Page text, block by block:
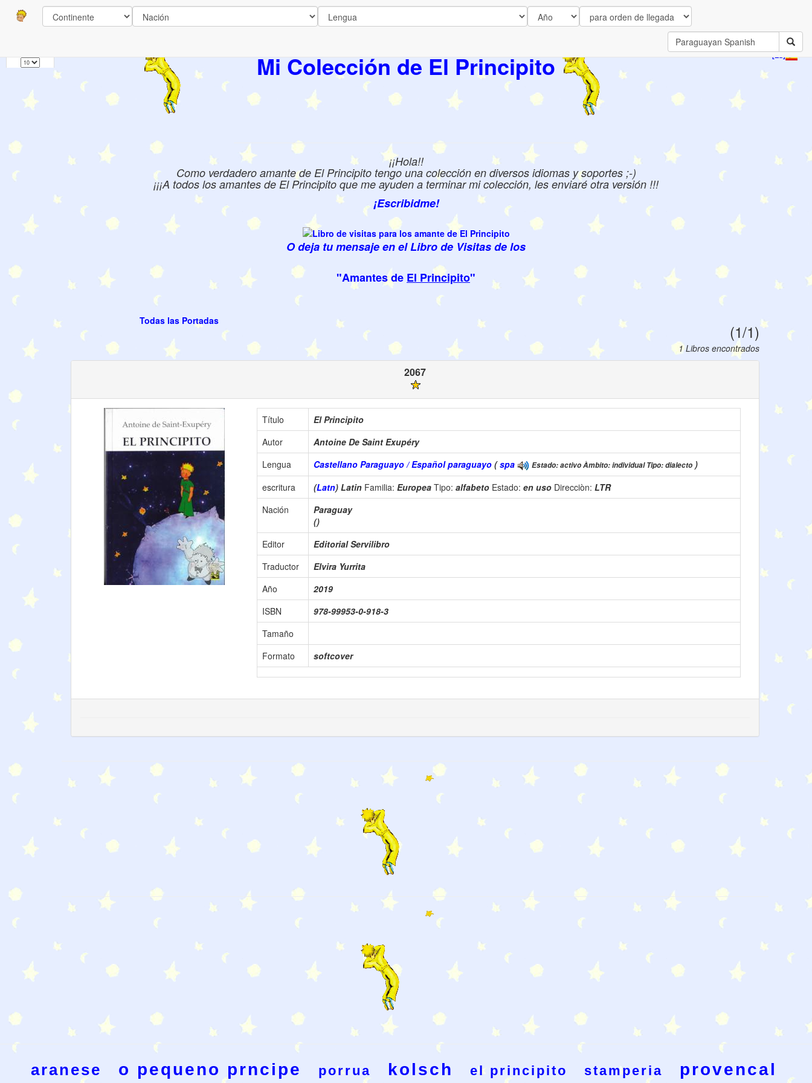
Mi Colección de El Principito
¡¡Hola!!
Como verdadero amante de El Principito tengo una colección en diversos idiomas y soportes ;-)
¡¡¡A todos los amantes de El Principito que me ayuden a terminar mi colección, les enviaré otra versión !!!
¡Escribidme!
O deja tu mensaje en el Libro de Visitas de los
"Amantes de El Principito"
Todas las Portadas
(1/1)
1 Libros encontrados
Paginas
2067
Título
El Principito
Autor
Antoine De Saint Exupéry
Lengua
Castellano Paraguayo / Español paraguayo (spa Estado: activo Àmbito: individual Tipo: dialecto )
escritura
(Latn) Latin Familia: Europea Tipo: alfabeto Estado: en uso Direcciòn: LTR
Nación
Paraguay
()
Editor
Editorial Servilibro
Traductor
Elvira Yurrita
Año
2019
ISBN
978-99953-0-918-3
Tamaño
Formato
softcover
aranese o pequeno prncipe porrua kolsch el principito stamperia provencal